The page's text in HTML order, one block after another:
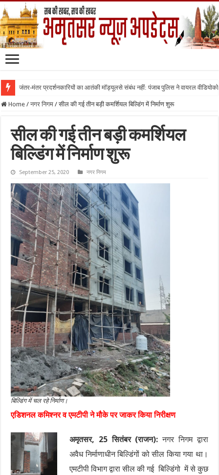
जंतर-मंतर प्रदर्शनकारियों का आतंकी मॉड्यूलसे संबंध नहीं: पंजाब पुलिस ने वायरल वीडियोको
Home / नगर निगम / सील की गई तीन बड़ी कमर्शियल बिल्डिंग में निर्माण शुरू
सील की गई तीन बड़ी कमर्शियल
बिल्डिंग में निर्माण शुरू
September 25, 2020 नगर निगम
बिल्डिंग में चल रहे निर्माण।
एडिशनल कमिश्नर व एमटीपी ने मौके पर जाकर किया निरीक्षण
अमृतसर, 25 सितंबर (राजन): नगर निगम द्वारा
अवैध निर्माणाधीन बिल्डिंगों को सील किया गया था।
एमटीपी विभाग द्वारा सील की गई बिल्डिंगो में से कुछ